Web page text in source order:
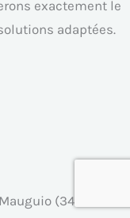
exactement le
adaptées.
(34130) ?